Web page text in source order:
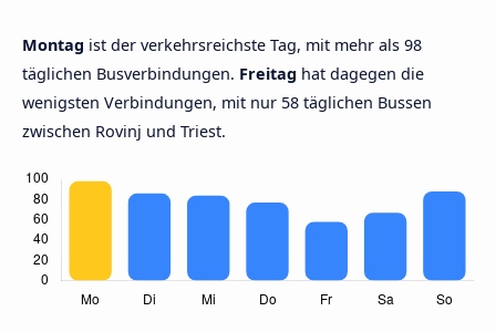
Montag ist der verkehrsreichste Tag, mit mehr als 98
täglichen Busverbindungen. Freitag hat dagegen die
wenigsten Verbindungen, mit nur 58 täglichen Bussen
zwischen Rovinj und Triest.